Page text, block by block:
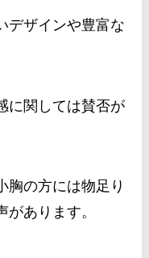
デザインや豊富な
に関しては賛否が
胸の方には物足り
あります。